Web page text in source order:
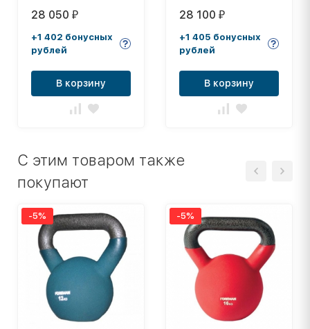
28 050 ₽
+1 402 бонусных
рублей
В корзину
28 100 ₽
+1 405 бонусных
рублей
В корзину
C этим товаром также
покупают
-5% -5%